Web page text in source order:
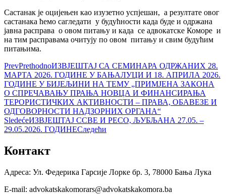
Састанак је оцијењен као изузетно успјешан, а резултате овог
састанака ћемо сагледати у будућности када буде и одржана
јавна расправа о овом питању и када се адвокатске Коморе и
на тим расправама очитују по овом питању и свим будућим
питањима.
PrevPrethodnoИЗВЈЕШТАЈ СА СЕМИНАРА ОДРЖАНИХ 28.
МАРТА 2026. ГОДИНЕ У БАЊАЛУЦИ И 18. АПРИЛА 2026.
ГОДИНЕ У БИЈЕЉИНИ НА ТЕМУ „ПРИМЈЕНА ЗАКОНА
О СПРЕЧАВАЊУ ПРАЊА НОВЦА И ФИНАНСИРАЊА
ТЕРОРИСТИЧКИХ АКТИВНОСТИ – ПРАВА, ОБАВЕЗЕ И
ОДГОВОРНОСТИ НАДЗОРНИХ ОРГАНА“
SledećeИЗВЈЕШТАЈ CCBE И PECO, ЉУБЉАНА 27.05. –
29.05.2026. ГОДИНЕСледећи
Контакт
Адреса: Ул. Федерика Гарсије Лорке бр. 3, 78000 Бања Лука
Е-mail: advokatskakomorars@advokatskakomora.ba